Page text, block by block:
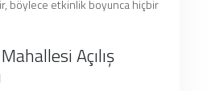
böylece etkinlik boyunca hiçbir
Açılış